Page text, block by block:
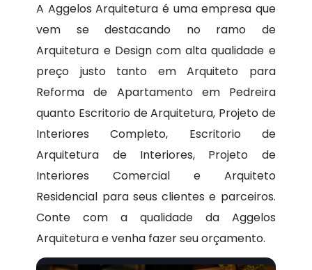
A Aggelos Arquitetura é uma empresa que
vem se destacando no ramo de
Arquitetura e Design com alta qualidade e
preço justo tanto em Arquiteto para
Reforma de Apartamento em Pedreira
quanto Escritorio de Arquitetura, Projeto de
Interiores Completo, Escritorio de
Arquitetura de Interiores, Projeto de
Interiores Comercial e Arquiteto
Residencial para seus clientes e parceiros.
Conte com a qualidade da Aggelos
Arquitetura e venha fazer seu orçamento.